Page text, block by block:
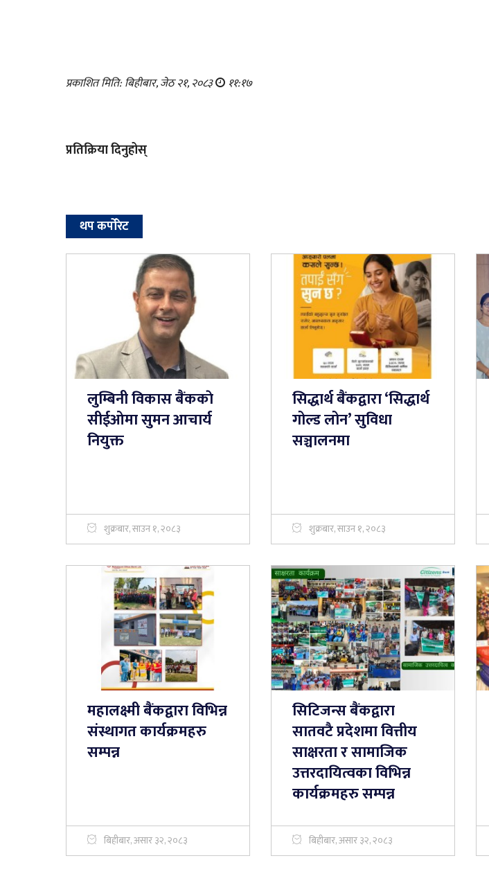
प्रकाशित मिति: बिहीबार, जेठ २१, २०८३ ११:१७
प्रतिक्रिया दिनुहोस्
थप कर्पोरेट
लुम्बिनी विकास बैंककाे
सीईओमा सुमन आचार्य
नियुक्त
शुक्रबार, साउन १, २०८३
सिद्धार्थ बैंकद्वारा ‘सिद्धार्थ
गोल्ड लोन’ सुविधा
सञ्चालनमा
शुक्रबार, साउन १, २०८३
महालक्ष्मी बैंकद्वारा विभिन्न
संस्थागत कार्यक्रमहरु
सम्पन्न
बिहीबार, असार ३२, २०८३
सिटिजन्स बैंकद्वारा
सातवटै प्रदेशमा वित्तीय
साक्षरता र सामाजिक
उत्तरदायित्वका विभिन्न
कार्यक्रमहरु सम्पन्न
बिहीबार, असार ३२, २०८३